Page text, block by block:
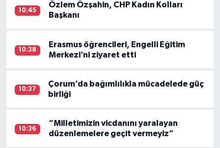
10:45
Özlem Özşahin, CHP Kadın Kolları
Başkanı
10:38
Erasmus öğrencileri, Engelli Eğitim
Merkezi’ni ziyaret etti
10:37
Çorum’da bağımlılıkla mücadelede güç
birliği
10:36
“Milletimizin vicdanını yaralayan
düzenlemelere geçit vermeyiz”